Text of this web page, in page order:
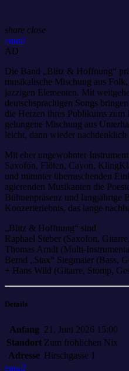
share close
email
AD
Die Band „Blitz & Hoffnung“
musikalische Mischung aus
jazzigen Elementen. Mit
deutschsprachigen Songs
die Herzen ihres Publikums zum
gelungene Mischung aus
leicht, dann wieder
Mit eher ungewohnter
Saxofon, Flöten, Cayon,
und mitunter überraschenden
agierenden Musikanten die
Bühnenpräsenz und langjährige
Konzerterlebnis, das lange
„Blitz & Hoffnung“ sind
Raphael Steber (Saxofon,
Thomas Arndt (Multi-
Bernd „Stax“ Stegmaier (Bass,
+ Hans Wild (Gitarre, Stomp,
Details
Anfang 21. Juni 2026 15:00
Standort Zum fröhlichen Nix
Adresse Hirschgasse 1
email